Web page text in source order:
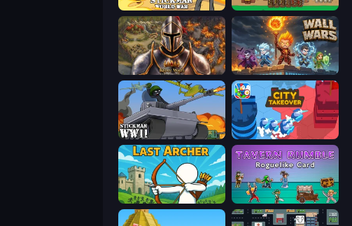
Stickman World War Age of Tanks Warriors: TD War
Khan Wars Wall Wars
Stickman WW2 City Takeover
Last Archer Tavern Rumble: Roguelike Card